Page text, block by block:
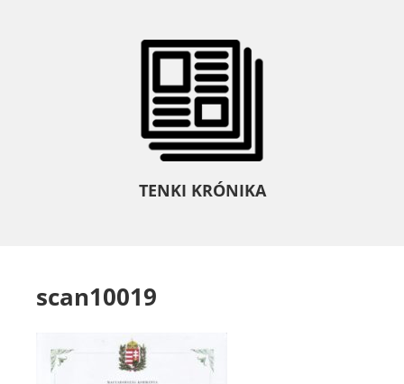
TENKI KRÓNIKA
scan10019